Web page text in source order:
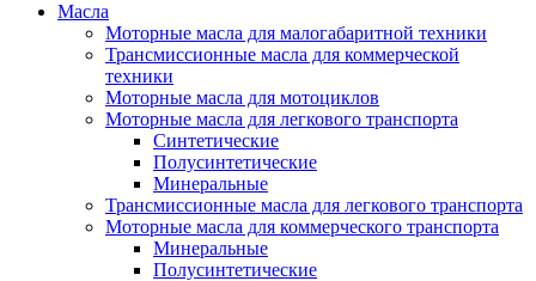
Масла
Моторные масла для малогабаритной техники
Трансмиссионные масла для коммерческой
техники
Моторные масла для мотоциклов
Моторные масла для легкового транспорта
Синтетические
Полусинтетические
Минеральные
Трансмиссионные масла для легкового транспорта
Моторные масла для коммерческого транспорта
Минеральные
Полусинтетические